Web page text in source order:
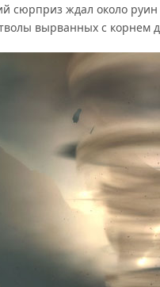
сюрприз ждал около
вырванных с корнем